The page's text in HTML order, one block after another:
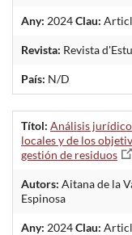
Any: 2024Clau:
Revista: Revista
País: N/D
Títol: Análisis jurídico
locales y de los
gestión de residuos
Autors: Aitana de la
Espinosa
Any: 2024Clau: